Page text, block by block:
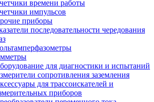
времени работы
импульсов
приборы
последовательности чередования
для диагностики и испытаний
сопротивления заземления
для трассоискателей и
приборов